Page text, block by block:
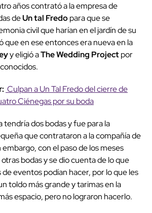
años contrató a la empresa de
deUn tal Fredopara que se
civil que harían en el jardín de su
que en ese entonces era nueva en la
y eligió aThe Wedding Projectpor
Culpan a Un Tal Fredo del cierre de
Ciénegas por su boda
tendría dos bodas y fue para la
que contrataron a la compañía de
embargo, con el paso de los meses
bodas y se dio cuenta de lo que
eventos podían hacer, por lo que les
toldo más grande y tarimas en la
espacio, pero no lograron hacerlo.